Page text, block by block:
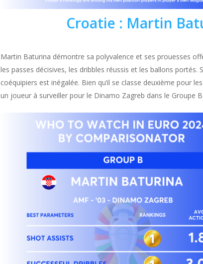
Croatie : Martin
Martin Baturina démontre sa polyvalence et ses prouesses
les passes décisives, les dribbles réussis et les ballons
coéquipiers est inégalée. Bien qu’il se classe deuxième pour
un joueur à surveiller pour le Dinamo Zagreb dans le Groupe B.